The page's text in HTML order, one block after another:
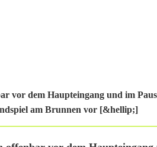
vor dem Haupteingang und im
am Brunnen vor [&hellip;]